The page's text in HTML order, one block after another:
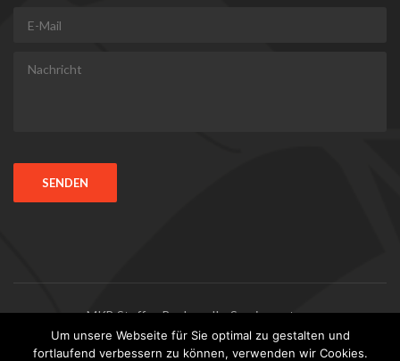
MKB Steffen Becker - Ihr Servicepartner
Um unsere Webseite für Sie optimal zu gestalten und
fortlaufend verbessern zu können, verwenden wir Cookies.